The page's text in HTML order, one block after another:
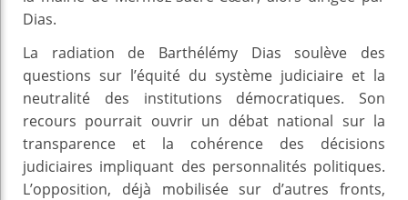
Dias.
La radiation de Barthélémy Dias soulève des
questions sur l’équité du système judiciaire et la
neutralité des institutions démocratiques. Son
recours pourrait ouvrir un débat national sur la
transparence et la cohérence des décisions
judiciaires impliquant des personnalités politiques.
L’opposition, déjà mobilisée sur d’autres fronts,